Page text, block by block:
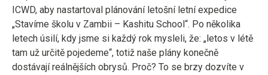
ICWD, aby nastartoval plánování letošní letní expedice
„Stavíme školu v Zambii – Kashitu School“. Po několika
letech úsilí, kdy jsme si každý rok mysleli, že: „letos v létě
tam už určitě pojedeme“, totiž naše plány konečně
dostávají reálnějších obrysů. Proč? To se brzy dozvíte v